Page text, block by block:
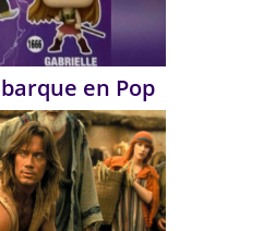
en Pop